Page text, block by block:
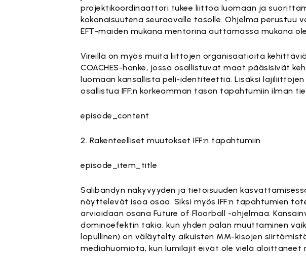
projektikoordinaattori tukee liittoa luomaan ja
kokonaisuutena seuraavalle tasolle. Ohjelma perustuu
EFT-maiden mukana mentorina auttamassa mukana
Vireillä on myös muita liittojen organisaatioita
COACHES-hanke, jossa osallistuvat maat pääsisivät
luomaan kansallista peli-identiteettiä. Lisäksi lajiliittojen
osallistua IFF:n korkeamman tason tapahtumiin ilman
episode_content
2. Rakenteelliset muutokset IFF:n tapahtumiin
episode_item_title
Salibandyn näkyvyyden ja tietoisuuden
näyttelevät isoa osaa. Siksi myös IFF:n tapahtumien
arvioidaan osana Future of Floorball -ohjelmaa.
dominoefektin takia, kun yhden palan muuttaminen
lopullinen) on väläytelty aikuisten MM-kisojen
mediahuomiota, kun lumilajit eivät ole vielä aloittaneet